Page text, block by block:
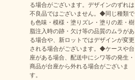
る場合がございます。デザインのずれは
不良品ではございません。◆同じ種類で
も色味・模様・塗りズレ・塗りの差・樹
脂注入時の跡・欠け等の品質のムラがあ
る場合や、新ロットではデザインが変更
される場合がございます。◆ケースや台
座がある場合、配送中にシワ等の発生・
商品が台座から外れる場合がございま
す。